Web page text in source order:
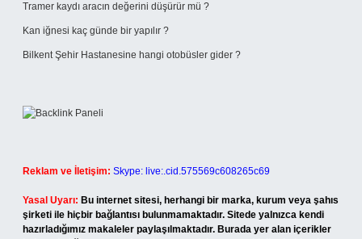
Tramer kaydı aracın değerini düşürür mü ?
Kan iğnesi kaç günde bir yapılır ?
Bilkent Şehir Hastanesine hangi otobüsler gider ?
Reklam ve İletişim: Skype: live:.cid.575569c608265c69
Yasal Uyarı: Bu internet sitesi, herhangi bir marka, kurum veya şahıs
şirketi ile hiçbir bağlantısı bulunmamaktadır. Sitede yalnızca kendi
hazırladığımız makaleler paylaşılmaktadır. Burada yer alan içerikler